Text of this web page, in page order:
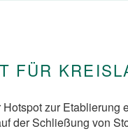
FÜR
zur Etablierung
der Schließung von